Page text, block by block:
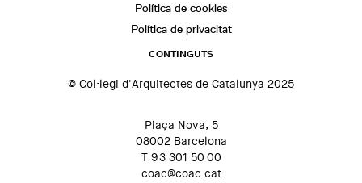
Política de cookies
Política de privacitat
CONTINGUTS
© Col·legi d'Arquitectes de Catalunya 2025
Plaça Nova, 5
08002 Barcelona
T 93 301 50 00
coac@coac.cat